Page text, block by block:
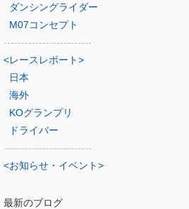
ダンシングライダー
M07コンセプト
-------------------------
<レースレポート>
日本
海外
KOグランプリ
ドライバー
-------------------------
<お知らせ・イベント>
最新のブログ